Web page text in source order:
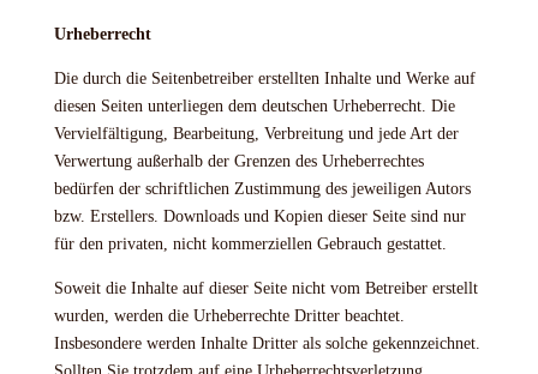
Urheberrecht
Die durch die Seitenbetreiber erstellten Inhalte und Werke auf
diesen Seiten unterliegen dem deutschen Urheberrecht. Die
Vervielfältigung, Bearbeitung, Verbreitung und jede Art der
Verwertung außerhalb der Grenzen des Urheberrechtes
bedürfen der schriftlichen Zustimmung des jeweiligen Autors
bzw. Erstellers. Downloads und Kopien dieser Seite sind nur
für den privaten, nicht kommerziellen Gebrauch gestattet.
Soweit die Inhalte auf dieser Seite nicht vom Betreiber erstellt
wurden, werden die Urheberrechte Dritter beachtet.
Insbesondere werden Inhalte Dritter als solche gekennzeichnet.